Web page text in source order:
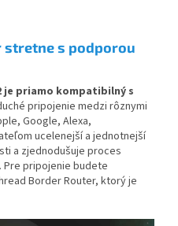
stretne s podporou
je priamo kompatibilný s
pripojenie medzi rôznymi
Google, Alexa,
ucelenejší a jednotnejší
a zjednodušuje proces
Pre pripojenie budete
Border Router, ktorý je